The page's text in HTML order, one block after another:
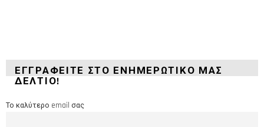
ΕΓΓΡΑΦΕΊΤΕ ΣΤΟ ΕΝΗΜΕΡΩΤΙΚΌ ΜΑΣ
ΔΕΛΤΊΟ!
Το καλύτερο email σας